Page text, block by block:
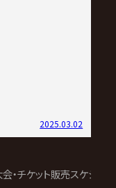
2025.03.02
チケット販売スケジュ